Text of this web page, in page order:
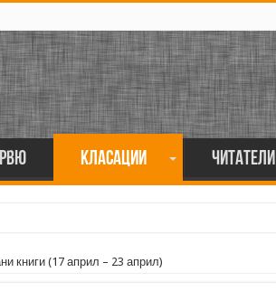
Класации Читатели
книги (17 април – 23 април)